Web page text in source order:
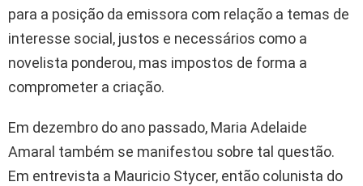
para a posição da emissora com relação a temas de
interesse social, justos e necessários como a
novelista ponderou, mas impostos de forma a
comprometer a criação.
Em dezembro do ano passado, Maria Adelaide
Amaral também se manifestou sobre tal questão.
Em entrevista a Mauricio Stycer, então colunista do